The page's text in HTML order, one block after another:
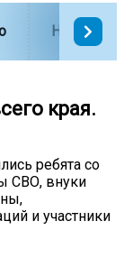
Наука и
края.
ребята со
СВО, внуки
и участники